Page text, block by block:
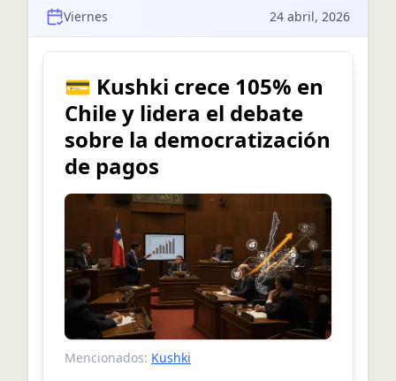
Viernes 24 abril, 2026
💳 Kushki crece 105% en
Chile y lidera el debate
sobre la democratización
de pagos
Mencionados: Kushki